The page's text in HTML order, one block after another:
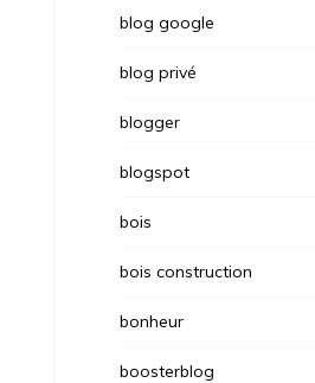
blog google
blog privé
blogger
blogspot
bois
bois construction
bonheur
boosterblog